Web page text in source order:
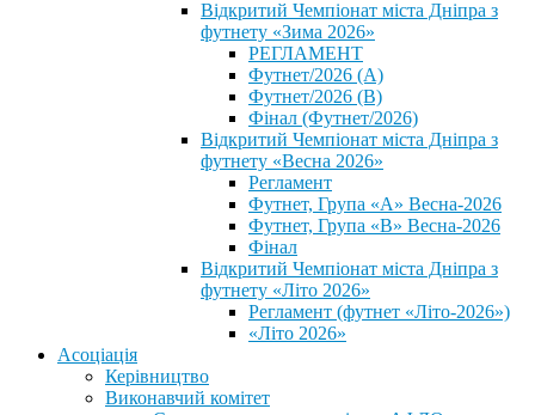
Відкритий Чемпіонат міста Дніпра з
футнету «Зима 2026»
РЕГЛАМЕНТ
Футнет/2026 (А)
Футнет/2026 (В)
Фінал (Футнет/2026)
Відкритий Чемпіонат міста Дніпра з
футнету «Весна 2026»
Регламент
Футнет, Група «А» Весна-2026
Футнет, Група «В» Весна-2026
Фінал
Відкритий Чемпіонат міста Дніпра з
футнету «Літо 2026»
Регламент (футнет «Літо-2026»)
«Літо 2026»
Асоціація
Керівництво
Виконавчий комітет